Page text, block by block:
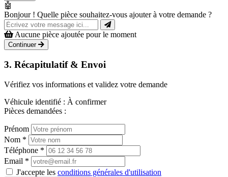
🤖
Bonjour ! Quelle pièce souhaitez-vous ajouter à votre demande ?
Aucune pièce ajoutée pour le moment
Continuer
3. Récapitulatif & Envoi
Vérifiez vos informations et validez votre demande
Véhicule identifié : À confirmer
Pièces demandées :
Prénom
Nom *
Téléphone *
Email *
J'accepte les conditions générales d'utilisation